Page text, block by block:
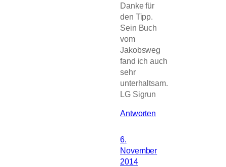
Danke für
den Tipp.
Sein Buch
vom
Jakobsweg
fand ich auch
sehr
unterhaltsam.
LG Sigrun
Antworten
6.
November
2014